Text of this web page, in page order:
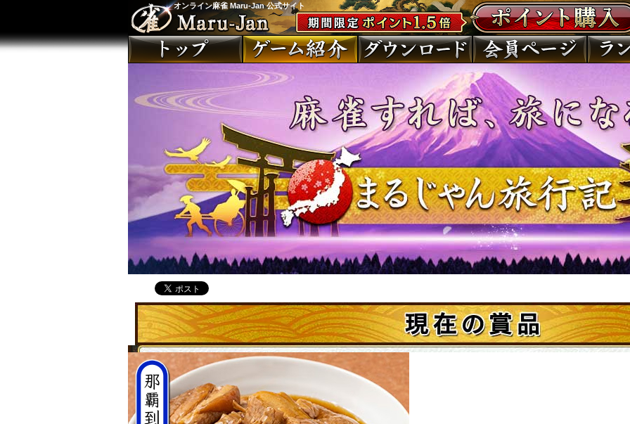
オンライン麻雀 Maru-Jan 公式サイト